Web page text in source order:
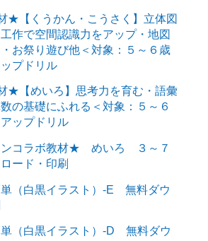
★【くうかん・こうさく】立体図
作で空間認識力をアップ・地図
お祭り遊び他＜対象：５～６歳
プドリル
★【めいろ】思考力を育む・語彙
の基礎にふれる＜対象：５～６
ップドリル
ンコラボ教材★ めいろ ３～７
ード・印刷
（白黒イラスト）-E 無料ダウ
（白黒イラスト）-D 無料ダウ